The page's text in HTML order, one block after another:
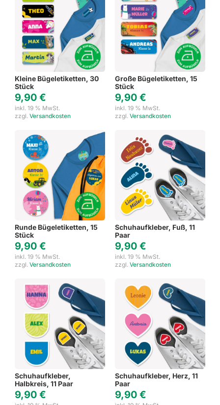
Kleine Bügeletiketten, 30
Stück
9,90 €
inkl. 19 % MwSt.
zzgl. Versandkosten
Große Bügeletiketten, 15
Stück
9,90 €
inkl. 19 % MwSt.
zzgl. Versandkosten
Runde Bügeletiketten, 15
Stück
9,90 €
inkl. 19 % MwSt.
zzgl. Versandkosten
Schuhaufkleber, Fuß, 11
Paar
9,90 €
inkl. 19 % MwSt.
zzgl. Versandkosten
Schuhaufkleber,
Halbkreis, 11 Paar
9,90 €
Schuhaufkleber, Herz, 11
Paar
9,90 €